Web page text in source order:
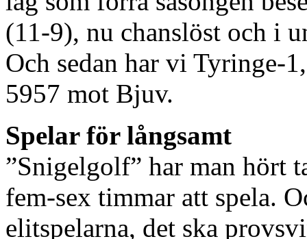
(11-9), nu chanslöst och i
Och sedan har vi Tyringe-
5957 mot Bjuv.
Spelar för långsamt
”Snigelgolf” har man hört
fem-sex timmar att spela.
elitspelarna, det ska